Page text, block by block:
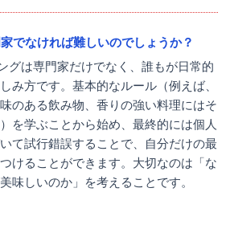
でなければ難しいのでしょうか？
グは専門家だけでなく、誰もが日常的
み方です。基本的なルール（例えば、
のある飲み物、香りの強い料理にはそ
を学ぶことから始め、最終的には個人
て試行錯誤することで、自分だけの最
けることができます。大切なのは「な
味しいのか」を考えることです。